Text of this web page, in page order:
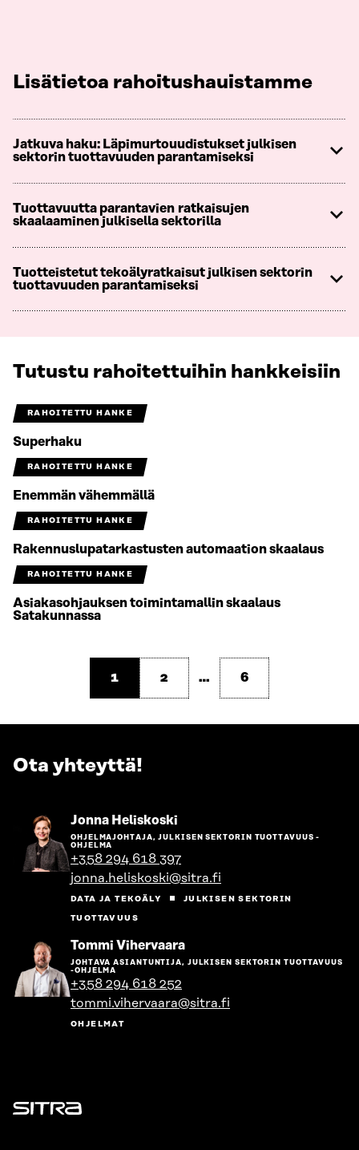
Lisätietoa rahoitushauistamme
Jatkuva haku: Läpimurtouudistukset julkisen
sektorin tuottavuuden parantamiseksi
Tuottavuutta parantavien ratkaisujen
skaalaaminen julkisella sektorilla
Tuotteistetut tekoälyratkaisut julkisen sektorin
tuottavuuden parantamiseksi
Tutustu rahoitettuihin hankkeisiin
RAHOITETTU HANKE
Superhaku
RAHOITETTU HANKE
Enemmän vähemmällä
RAHOITETTU HANKE
Rakennuslupatarkastusten automaation skaalaus
RAHOITETTU HANKE
Asiakasohjauksen toimintamallin skaalaus
Satakunnassa
1 2 … 6
Ota yhteyttä!
Jonna Heliskoski
henkilön
OHJELMAJOHTAJA, JULKISEN SEKTORIN TUOTTAVUUS -
OHJELMA
+358 294 618 397
jonna.heliskoski@sitra.fi
DATA JA TEKOÄLY
JULKISEN SEKTORIN
TUOTTAVUUS
Tommi VihervaaraSiirry
henkilön
JOHTAVA ASIANTUNTIJA, JULKISEN SEKTORIN TUOTTAVUUS
-OHJELMA
+358 294 618 252
tommi.vihervaara@sitra.fi
OHJELMAT
Sitra